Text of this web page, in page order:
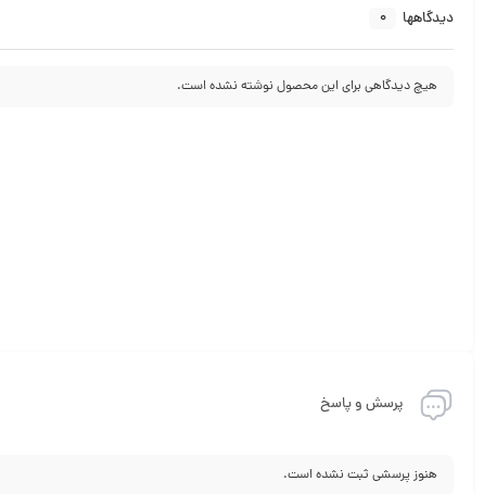
دیدگاهها 0
هیچ دیدگاهی برای این محصول نوشته نشده است.
پرسش و پاسخ
هنوز پرسشی ثبت نشده است.